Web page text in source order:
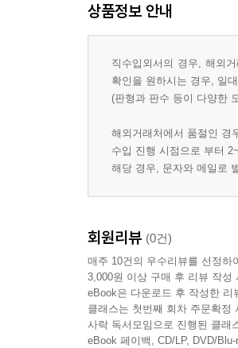
상품정보 안내
직수입외서의 경우, 해외
확인을 원하시는 경우, 일
(판형과 판수 등이 다양한
해외거래처에서 품절인 경
수입 진행 시점으로 부터
해당 경우, 문자와 메일로
회원리뷰 (0건)
매주 10건의 우수리뷰를 선정
3,000원 이상 구매 후 리뷰 작성
eBook은 다운로드 후 작성한
클래스는 첫번째 회차 주문확정
사락 독서모임으로 진행된 클래
eBook 페이백, CD/LP, DVD/